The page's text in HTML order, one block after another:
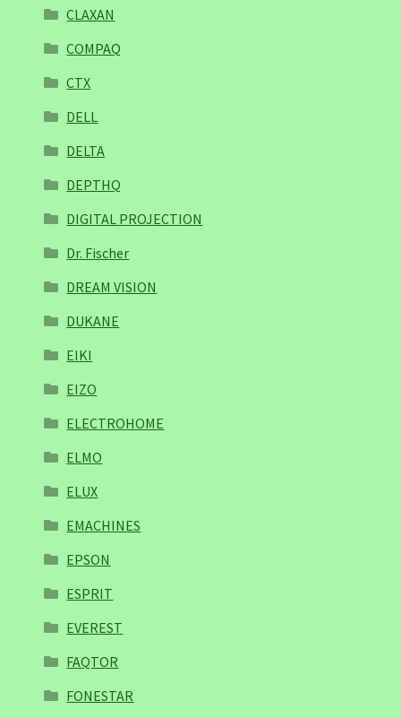
CLAXAN
COMPAQ
CTX
DELL
DELTA
DEPTHQ
DIGITAL PROJECTION
Dr. Fischer
DREAM VISION
DUKANE
EIKI
EIZO
ELECTROHOME
ELMO
ELUX
EMACHINES
EPSON
ESPRIT
EVEREST
FAQTOR
FONESTAR